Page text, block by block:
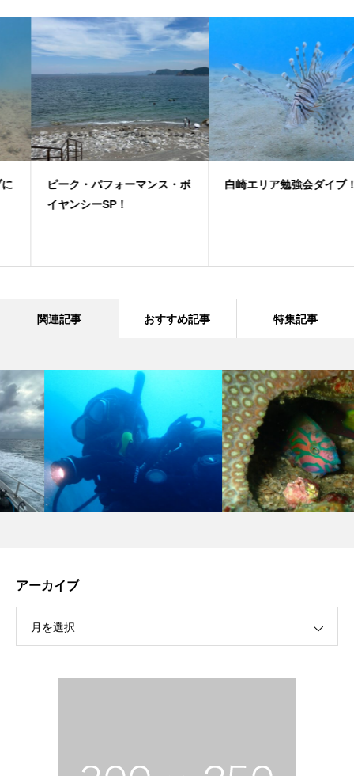
ピーク・パフォーマンス・ボ
イヤンシーSP！
白崎エリア勉強会ダイブ！
関連記事 おすすめ記事 特集記事
アーカイブ
月を選択